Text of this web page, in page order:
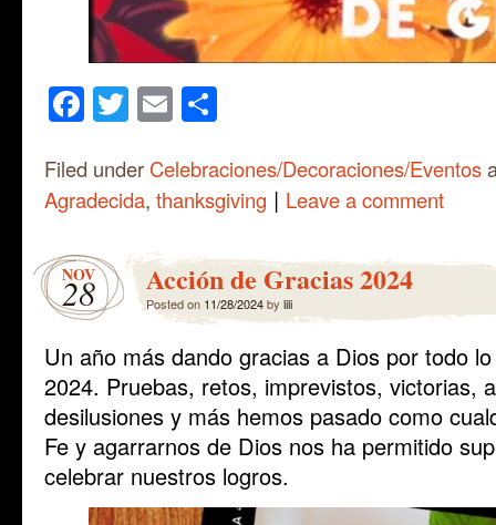
Facebook
Twitter
Email
Filed under Celebraciones/Decoraciones/Eventos
Agradecida, thanksgiving | Leave a comment
NOV
28 Acción de Gracias 2024
Posted on 11/28/2024by lili
Un año más dando gracias a Dios por todo
2024. Pruebas, retos, imprevistos, victorias,
desilusiones y más hemos pasado como
Fe y agarrarnos de Dios nos ha permitido
celebrar nuestros logros.